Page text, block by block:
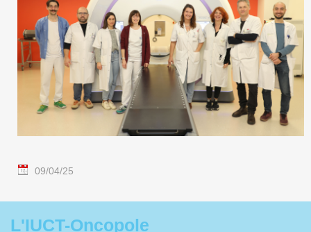
09/04/25
L'IUCT-Oncopole